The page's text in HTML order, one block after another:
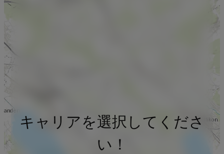
キャリアを選択してくださ
い！